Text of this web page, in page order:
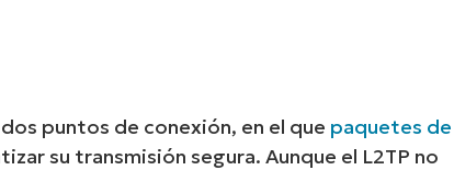
puntos de conexión, en el que paquetes de
su transmisión segura. Aunque el L2TP no